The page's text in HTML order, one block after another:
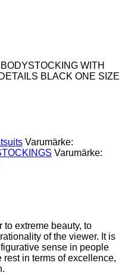
WITH
BLACK ONE SIZE
Varumärke:
Varumärke:
to extreme beauty, to
of the viewer. It is
sense in people
rest in terms of excellence,